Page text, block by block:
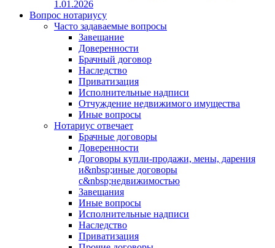
1.01.2026
Вопрос нотариусу
Часто задаваемые вопросы
Завещание
Доверенности
Брачный договор
Наследство
Приватизация
Исполнительные надписи
Отчуждение недвижимого имущества
Иные вопросы
Нотариус отвечает
Брачные договоры
Доверенности
Договоры купли-продажи, мены, дарения
и&nbsp;иные договоры
с&nbsp;недвижимостью
Завещания
Иные вопросы
Исполнительные надписи
Наследство
Приватизация